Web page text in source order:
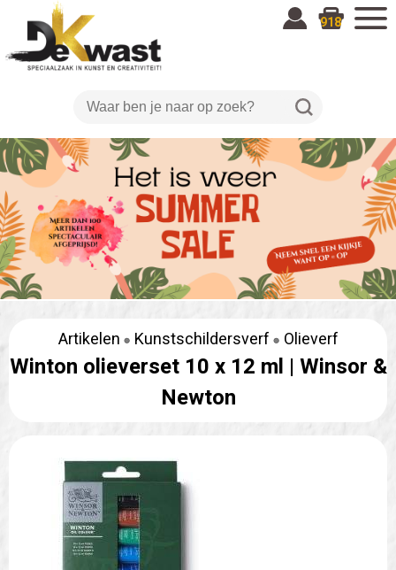
918
Artikelen Kunstschildersverf Olieverf
Winton olieverset 10 x 12 ml | Winsor &
Newton